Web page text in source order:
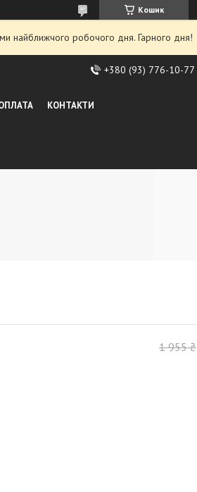
Кошик
найближчого робочого дня. Гарного дня!
+380 (93) 776-10-77
КОНТАКТИ
1 955 ₴